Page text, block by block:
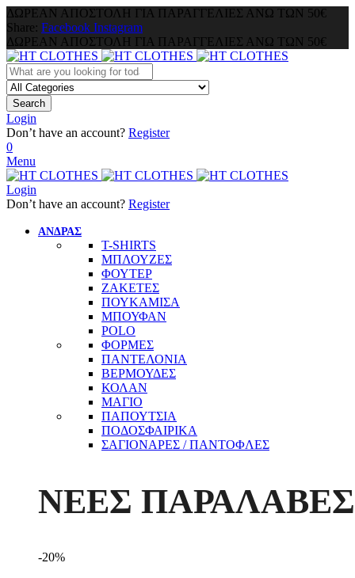
ΔΩΡΕΑΝ ΑΠΟΣΤΟΛΗ ΓΙΑ ΠΑΡΑΓΓΕΛΙΕΣ ΑΝΩ ΤΩΝ 50€
Share: Facebook Instagram
ΔΩΡΕΑΝ ΑΠΟΣΤΟΛΗ ΓΙΑ ΠΑΡΑΓΓΕΛΙΕΣ ΑΝΩ ΤΩΝ 50€
Search
Login
Don’t have an account? Register
0
Menu
Login
Don’t have an account? Register
ΑΝΔΡΑΣ
T-SHIRTS
ΜΠΛΟΥΖΕΣ
ΦΟΥΤΕΡ
ΖΑΚΕΤΕΣ
ΠΟΥΚΑΜΙΣΑ
ΜΠΟΥΦΑΝ
POLO
ΦΟΡΜΕΣ
ΠΑΝΤΕΛΟΝΙΑ
ΒΕΡΜΟΥΔΕΣ
ΚΟΛΑΝ
ΜΑΓΙΟ
ΠΑΠΟΥΤΣΙΑ
ΠΟΔΟΣΦΑΙΡΙΚΑ
ΣΑΓΙΟΝΑΡΕΣ / ΠΑΝΤΟΦΛΕΣ
ΝΕΕΣ ΠΑΡΑΛΑΒΕΣ
-20%